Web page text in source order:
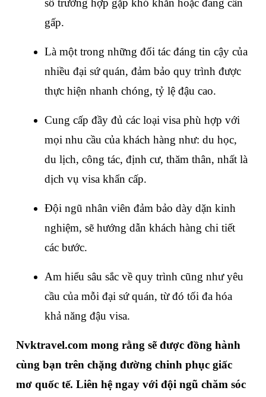
số trường hợp gặp khó khăn hoặc đang cần
gấp.
Là một trong những đối tác đáng tin cậy của
nhiều đại sứ quán, đảm bảo quy trình được
thực hiện nhanh chóng, tỷ lệ đậu cao.
Cung cấp đầy đủ các loại visa phù hợp với
mọi nhu cầu của khách hàng như: du học,
du lịch, công tác, định cư, thăm thân, nhất là
dịch vụ visa khẩn cấp.
Đội ngũ nhân viên đảm bảo dày dặn kinh
nghiệm, sẽ hướng dẫn khách hàng chi tiết
các bước.
Am hiểu sâu sắc về quy trình cũng như yêu
cầu của mỗi đại sứ quán, từ đó tối đa hóa
khả năng đậu visa.
Nvktravel.com mong rằng sẽ được đồng hành
cùng bạn trên chặng đường chinh phục giấc
mơ quốc tế. Liên hệ ngay với đội ngũ chăm sóc